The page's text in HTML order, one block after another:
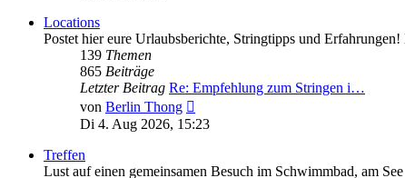
Locations
Postet hier eure Urlaubsberichte, Stringtipps und
139 Themen
865 Beiträge
Letzter Beitrag Re: Empfehlung zum Stringen i…
von Berlin Thong
Beitrag
Di 4. Aug 2026, 15:23
Treffen
Lust auf einen gemeinsamen Besuch im Schwimmbad, am